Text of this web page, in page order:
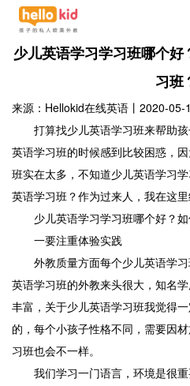
少儿英语学习学习班哪个
习班
来源：Hellokid在线英语 丨 2020-05-
打算找少儿英语学习班来帮助孩
英语学习班的时候感到比较困惑，
班实在太多，不知道少儿英语学习
英语学习班？作为过来人，我在这里
少儿英语学习学习班哪个好？如
一要注重体验实践
外教质量方面每个少儿英语学习
英语学习班的外教来头很大，知名
丰富，关于少儿英语学习班我觉得
的，每个小孩子性格不同，需要因
习班也会不一样。
我们学习一门语言，环境是很重